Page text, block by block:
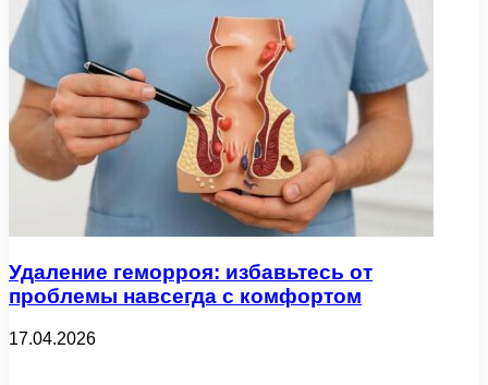
Удаление геморроя: избавьтесь от
проблемы навсегда с комфортом
17.04.2026